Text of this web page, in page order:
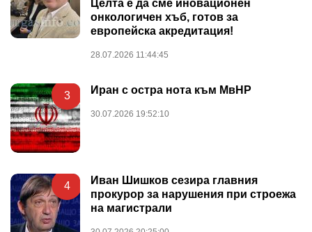
Целта е да сме иновационен
онкологичен хъб, готов за
европейска акредитация!
28.07.2026 11:44:45
3 Иран с остра нота към МвНР
30.07.2026 19:52:10
4
Иван Шишков сезира главния
прокурор за нарушения при строежа
на магистрали